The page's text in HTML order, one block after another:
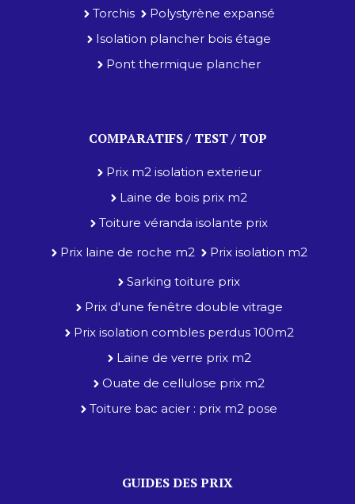
Torchis
Polystyrène expansé
Isolation plancher bois étage
Pont thermique plancher
COMPARATIFS / TEST / TOP
Prix m2 isolation exterieur
Laine de bois prix m2
Toiture véranda isolante prix
Prix laine de roche m2
Prix isolation m2
Sarking toiture prix
Prix d'une fenêtre double vitrage
Prix isolation combles perdus 100m2
Laine de verre prix m2
Ouate de cellulose prix m2
Toiture bac acier : prix m2 pose
GUIDES DES PRIX